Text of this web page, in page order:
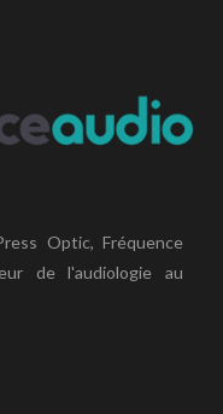
Optic, Fréquence
de l'audiologie au